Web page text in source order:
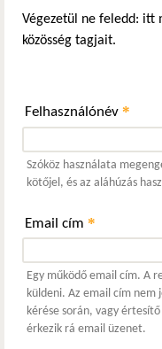
Végezetül ne feledd: itt
közösség tagjait.
Felhasználónév *
Szóköz használata
kötőjel, és az aláhúzás
Email cím *
Egy működő email cím. A
küldeni. Az email cím nem
kérése során, vagy
érkezik rá email üzenet.